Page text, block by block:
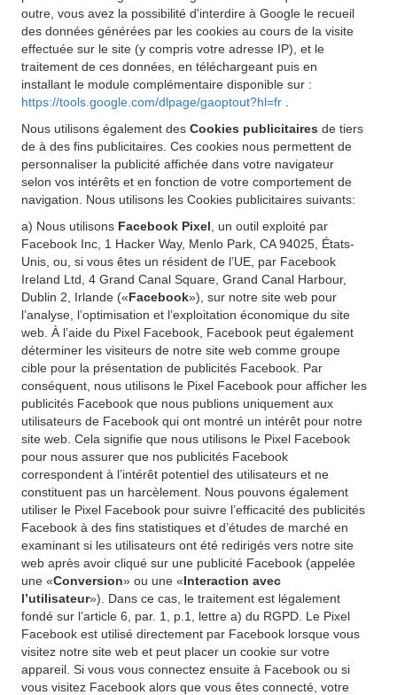
outre, vous avez la possibilité d'interdire à Google le recueil
des données générées par les cookies au cours de la visite
effectuée sur le site (y compris votre adresse IP), et le
traitement de ces données, en téléchargeant puis en
installant le module complémentaire disponible sur :
https://tools.google.com/dlpage/gaoptout?hl=fr
Nous utilisons également des Cookies publicitaires de tiers
de à des fins publicitaires. Ces cookies nous permettent de
personnaliser la publicité affichée dans votre navigateur
selon vos intérêts et en fonction de votre comportement de
navigation. Nous utilisons les Cookies publicitaires suivants:
a) Nous utilisons Facebook Pixel , un outil exploité par
Facebook Inc, 1 Hacker Way, Menlo Park, CA 94025, États-
Unis, ou, si vous êtes un résident de l’UE, par Facebook
Ireland Ltd, 4 Grand Canal Square, Grand Canal Harbour,
Dublin 2, Irlande («Facebook»), sur notre site web pour
l’analyse, l’optimisation et l’exploitation économique du site
web. À l’aide du Pixel Facebook, Facebook peut également
déterminer les visiteurs de notre site web comme groupe
cible pour la présentation de publicités Facebook. Par
conséquent, nous utilisons le Pixel Facebook pour afficher les
publicités Facebook que nous publions uniquement aux
utilisateurs de Facebook qui ont montré un intérêt pour notre
site web. Cela signifie que nous utilisons le Pixel Facebook
pour nous assurer que nos publicités Facebook
correspondent à l’intérêt potentiel des utilisateurs et ne
constituent pas un harcèlement. Nous pouvons également
utiliser le Pixel Facebook pour suivre l’efficacité des publicités
Facebook à des fins statistiques et d’études de marché en
examinant si les utilisateurs ont été redirigés vers notre site
web après avoir cliqué sur une publicité Facebook (appelée
une «Conversion» ou une «Interaction avec
l’utilisateur»). Dans ce cas, le traitement est légalement
fondé sur l’article 6, par. 1, p.1, lettre a) du RGPD. Le Pixel
Facebook est utilisé directement par Facebook lorsque vous
visitez notre site web et peut placer un cookie sur votre
appareil. Si vous vous connectez ensuite à Facebook ou si
vous visitez Facebook alors que vous êtes connecté, votre